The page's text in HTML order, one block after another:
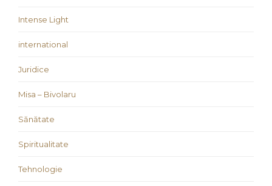
Intense Light
international
Juridice
Misa – Bivolaru
Sănătate
Spiritualitate
Tehnologie